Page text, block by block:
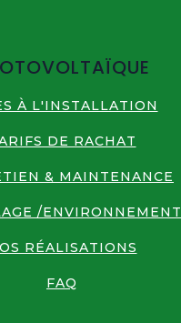
À L'INSTALLATION
DE RACHAT
& MAINTENANCE
/ENVIRONNEMENT
RÉALISATIONS
FAQ